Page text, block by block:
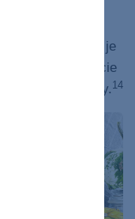
celozrnné
, ktorá je
zlepšujú funkcie
a zápaly. 14